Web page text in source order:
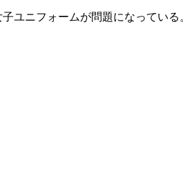
ユニフォームが問題になってい